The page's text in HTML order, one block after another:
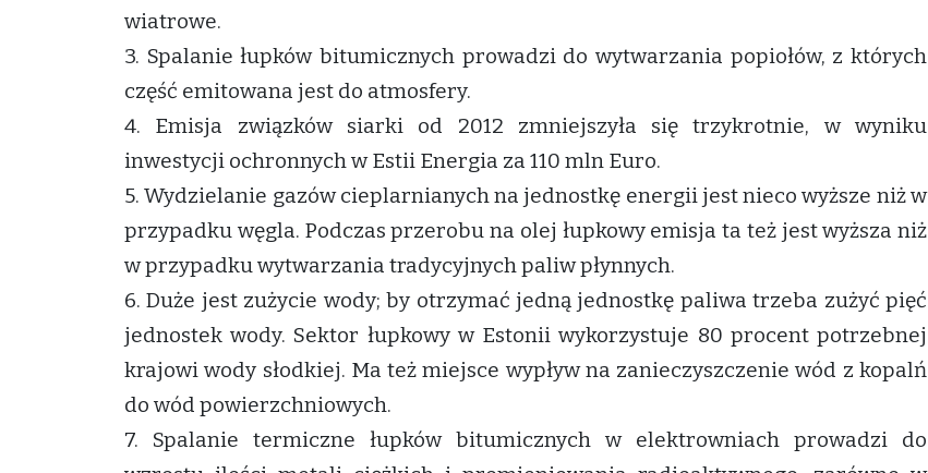
wiatrowe.
3. Spalanie łupków bitumicznych prowadzi do wytwarzania popiołów, z których
część emitowana jest do atmosfery.
4. Emisja związków siarki od 2012 zmniejszyła się trzykrotnie, w wyniku
inwestycji ochronnych w Estii Energia za 110 mln Euro.
5. Wydzielanie gazów cieplarnianych na jednostkę energii jest nieco wyższe niż w
przypadku węgla. Podczas przerobu na olej łupkowy emisja ta też jest wyższa niż
w przypadku wytwarzania tradycyjnych paliw płynnych.
6. Duże jest zużycie wody; by otrzymać jedną jednostkę paliwa trzeba zużyć pięć
jednostek wody. Sektor łupkowy w Estonii wykorzystuje 80 procent potrzebnej
krajowi wody słodkiej. Ma też miejsce wypływ na zanieczyszczenie wód z kopalń
do wód powierzchniowych.
7. Spalanie termiczne łupków bitumicznych w elektrowniach prowadzi do